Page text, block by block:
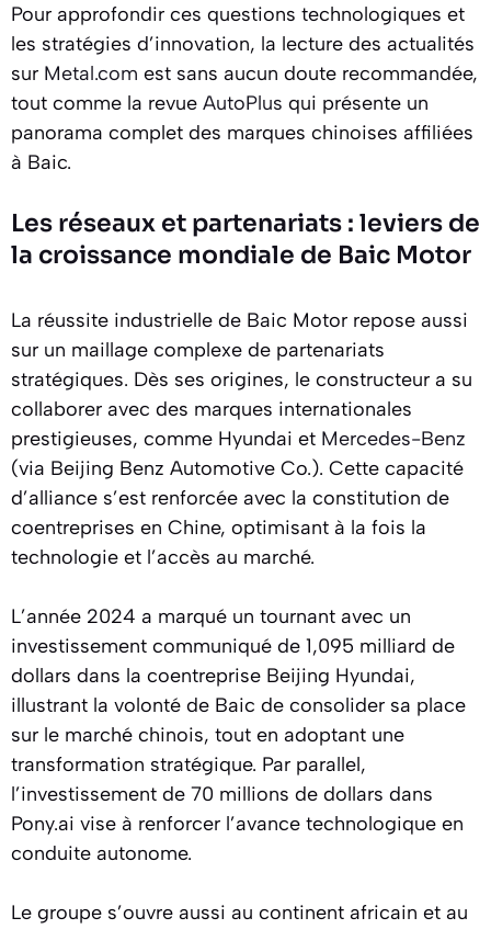
Pour approfondir ces questions technologiques et
les stratégies d’innovation, la lecture des actualités
sur Metal.com est sans aucun doute recommandée,
tout comme la revue AutoPlus qui présente un
panorama complet des marques chinoises affiliées
à Baic.
Les réseaux et partenariats : leviers de
la croissance mondiale de Baic Motor
La réussite industrielle de Baic Motor repose aussi
sur un maillage complexe de partenariats
stratégiques. Dès ses origines, le constructeur a su
collaborer avec des marques internationales
prestigieuses, comme Hyundai et Mercedes-Benz
(via Beijing Benz Automotive Co.). Cette capacité
d’alliance s’est renforcée avec la constitution de
coentreprises en Chine, optimisant à la fois la
technologie et l’accès au marché.
L’année 2024 a marqué un tournant avec un
investissement communiqué de 1,095 milliard de
dollars dans la coentreprise Beijing Hyundai,
illustrant la volonté de Baic de consolider sa place
sur le marché chinois, tout en adoptant une
transformation stratégique. Par parallel,
l’investissement de 70 millions de dollars dans
Pony.ai vise à renforcer l’avance technologique en
conduite autonome.
Le groupe s’ouvre aussi au continent africain et au